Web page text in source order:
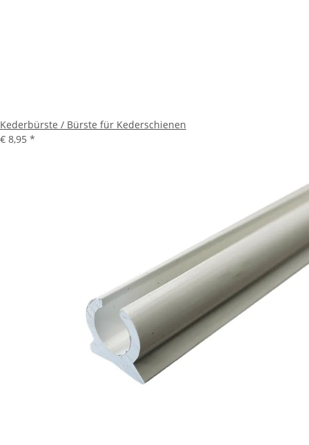
Kederbürste / Bürste für Kederschienen
€ 8,95 *